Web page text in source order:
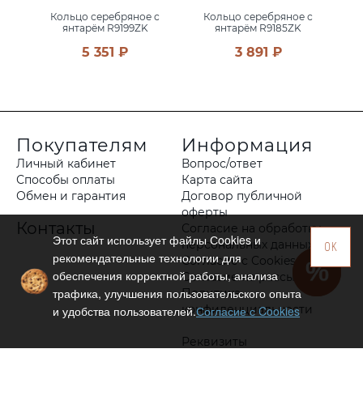
Кольцо серебряное с
янтарём R9199ZK
5 351 ₽
Кольцо серебряное с
янтарём R9185ZK
3 891 ₽
Покупателям
Личный кабинет
Способы оплаты
Обмен и гарантия
Контакты
Информация
Вопрос/ответ
Карта сайта
Договор публичной
оферты
Согласие на обработку
персональных данных
Согласие с Cookies
Согласие на рассылку
Политика
конфиденциальности
Реквизиты
OK
Этот сайт использует файлы Сookies и
рекомендательные технологии для
обеспечения корректной работы, анализа
трафика, улучшения пользовательского опыта
и удобства пользователей.Согласие с Cookies